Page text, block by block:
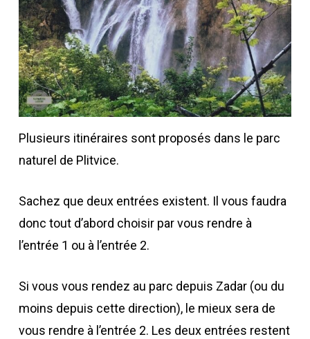
Plusieurs itinéraires sont proposés dans le parc
naturel de Plitvice.
Sachez que deux entrées existent. Il vous faudra
donc tout d’abord choisir par vous rendre à
l’entrée 1 ou à l’entrée 2.
Si vous vous rendez au parc depuis Zadar (ou du
moins depuis cette direction), le mieux sera de
vous rendre à l’entrée 2. Les deux entrées restent